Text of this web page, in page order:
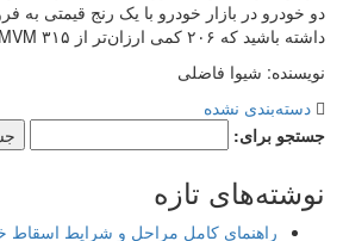
دو خودرو در بازار خودرو با یک رنج قیمتی به
داشته باشید که ۲۰۶ کمی ارزان‌تر از MVM ۳۱۵است.
نویسنده: شیوا فاضلی
دسته‌بندی نشده
جستجو برای:
نوشته‌های تازه